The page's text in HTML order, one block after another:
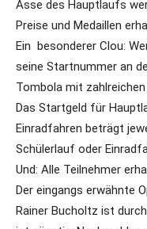
Asse des Hauptlaufs
Preise und Medaillen
Ein besonderer Clou:
seine Startnummer an
Tombola mit
Das Startgeld für
Einradfahren beträgt
Schülerlauf oder
Und: Alle Teilnehmer
Der eingangs erwähnte
Rainer Bucholtz ist